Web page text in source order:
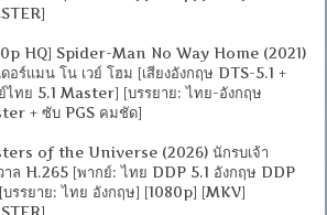
HQ] Spider-Man No Way Home (2021)
ดอร์แมน โน เวย์ โฮม [เสียงอังกฤษ DTS-5.1 +
ไทย 5.1 Master] [บรรยาย: ไทย-อังกฤษ
+ ซับ PGS คมชัด]
of the Universe (2026) นักรบเจ้า
าล H.265 [พากย์: ไทย DDP 5.1 อังกฤษ DDP
บรรยาย: ไทย อังกฤษ] [1080p] [MKV]